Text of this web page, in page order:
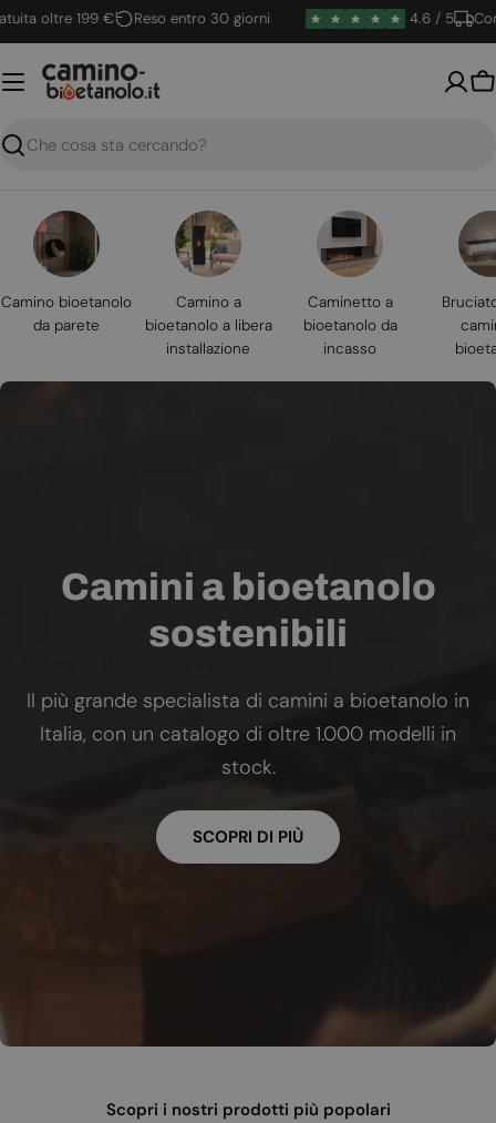
Vai
al
contenuto
oltre 199 € Reso entro 30 giorni 4.6 / 5
Ricerca
Camino bioetanolo
da parete
Camino a
bioetanolo a libera
installazione
Caminetto a
bioetanolo da
incasso
Camini a bioetanolo
sostenibili
Il più grande specialista di camini a bioetanolo in
Italia, con un catalogo di oltre 1.000 modelli in
stock.
SCOPRI DI PIÙ
Scopri i nostri prodotti più popolari